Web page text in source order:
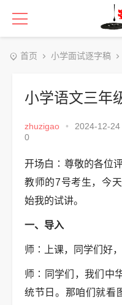
首页 小学面试逐字稿
小学语文三年
zhuzigao • 2024-12-24
0
开场白 ∶ 尊敬的各位
教师的7号考生，今
始我的试讲。
一、导入
师 ∶ 上课，同学们好
师 ∶
同学们，我们中
统节日。那咱们就看